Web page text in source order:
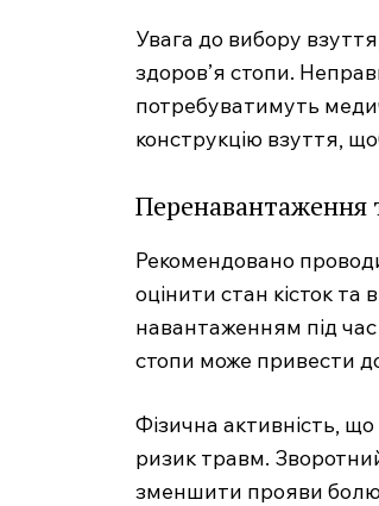
Увага до вибору
здоров’я стопи.
потребуватимуть
конструкцію взуття,
Перенавантаження
Рекомендовано
оцінити стан кісток
навантаженням під
стопи може привести
Фізична активність,
ризик травм.
зменшити прояви болю